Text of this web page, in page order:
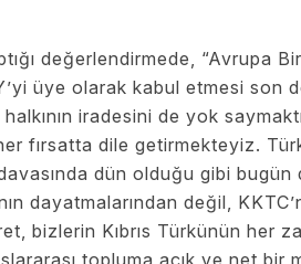
değerlendirmede, “Avrupa
üye olarak kabul etmesi son
halkının iradesini de yok
fırsatta dile getirmekteyiz.
dün olduğu gibi bugün
dayatmalarından değil,
bizlerin Kıbrıs Türkünün her